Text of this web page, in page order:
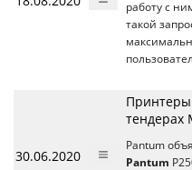
работу с
такой
30.06.2020
Принтеры
тендерах
Pantum
Pantum